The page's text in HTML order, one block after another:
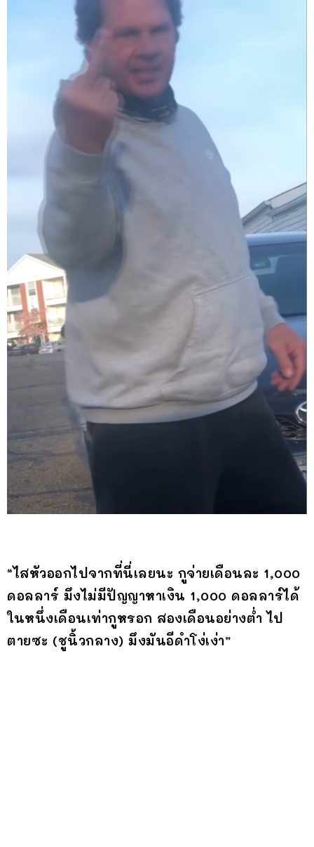
“ไสหัวออกไปจากที่นี่เลยนะ กูจ่ายเดือนละ 1,000
ดอลลาร์ มึงไม่มีปัญญาหาเงิน 1,000 ดอลลาร์ได้
ในหนึ่งเดือนเท่ากูหรอก สองเดือนอย่างต่ำ ไป
ตายซะ (ชูนิ้วกลาง) มึงมันอีดำโง่เง่า”